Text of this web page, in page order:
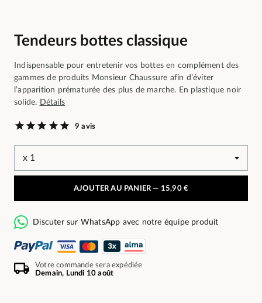
Tendeurs bottes classique
Indispensable pour entretenir vos bottes en complément des
gammes de produits Monsieur Chaussure afin d’éviter
l’apparition prématurée des plus de marche. En plastique noir
solide. Détails
9 avis
AJOUTER AU PANIER — 15,90 €
Discuter sur WhatsApp avec notre équipe produit
Votre commande sera expédiée
Demain, Lundi 10 août